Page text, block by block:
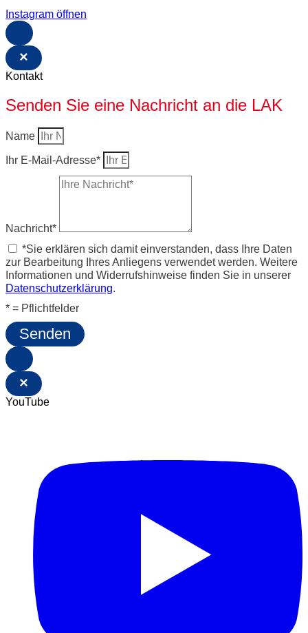
Instagram öffnen
×
Kontakt
Senden Sie eine Nachricht an die LAK
Name
Ihr E-Mail-Adresse*
Nachricht*
*Sie erklären sich damit einverstanden, dass Ihre Daten
zur Bearbeitung Ihres Anliegens verwendet werden. Weitere
Informationen und Widerrufshinweise finden Sie in unserer
Datenschutzerklärung.
* = Pflichtfelder
Senden
×
YouTube